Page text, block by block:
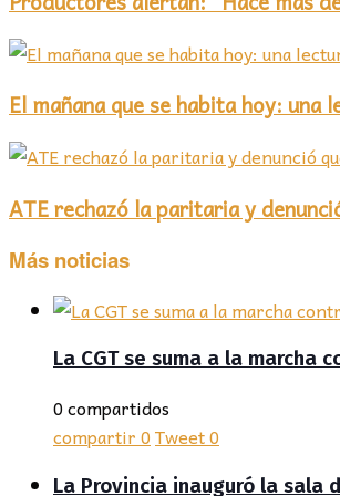
El mañana que se habita hoy:
ATE rechazó la paritaria y
Más noticias
La CGT se suma a la marcha
0 compartidos
compartir0Tweet0
La Provincia inauguró la